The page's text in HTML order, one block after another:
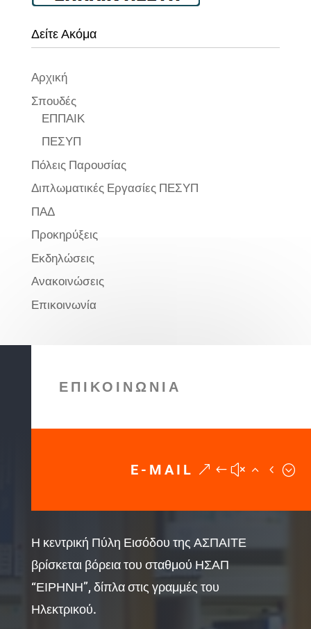
Δείτε Ακόμα
Αρχική
Σπουδές
ΕΠΠΑΙΚ
ΠΕΣΥΠ
Πόλεις Παρουσίας
Διπλωματικές Εργασίες ΠΕΣΥΠ
ΠΑΔ
Προκηρύξεις
Εκδηλώσεις
Ανακοινώσεις
Επικοινωνία
ΕΠΙΚΟΙΝΩΝΙΑ
E-MAIL
Η κεντρική Πύλη Εισόδου της ΑΣΠΑΙΤΕ
βρίσκεται βόρεια του σταθμού ΗΣΑΠ
“ΕΙΡΗΝΗ”, δίπλα στις γραμμές του
Ηλεκτρικού.